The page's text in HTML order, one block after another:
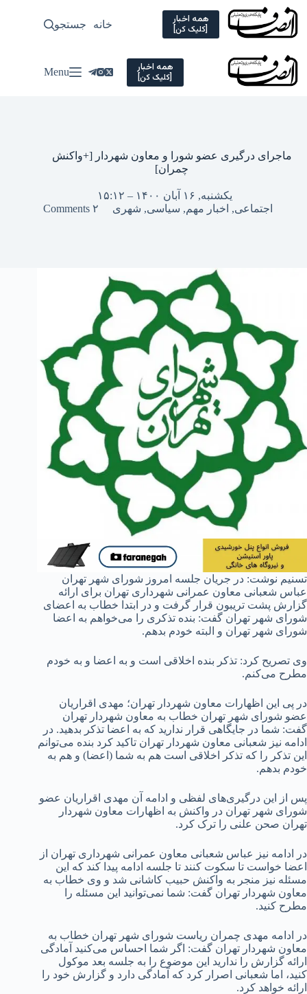
Skip
content
همه اخبار
[کلیک کن] خانه سیاسی
جستجو
همه اخبار
[کلیک کن] Menu
ماجرای درگیری عضو شورا و معاون شهردار [+واکنش
چمران]
یکشنبه, ۱۶ آبان ۱۴۰۰ – ۱۵:۱۲
اجتماعی, اخبار مهم, سیاسی, شهری ۲ Comments
تسنیم نوشت: در جریان جلسه امروز شورای شهر تهران
عباس شعبانی معاون عمرانی شهرداری تهران برای ارائه
گزارش پشت تریبون قرار گرفت و در ابتدا خطاب به اعضای
شورای شهر تهران گفت: بنده تذکری را می‌خواهم به اعضا
شورای شهر تهران و البته خودم بدهم.
وی تصریح کرد: تذکر بنده اخلاقی است و به اعضا و به خودم
مطرح می‌کنم.
در پی این اظهارات معاون شهردار تهران؛ مهدی اقراریان
عضو شورای شهر تهران خطاب به معاون شهردار تهران
گفت: شما در جایگاهی قرار ندارید که به اعضا تذکر بدهید. در
ادامه نیز شعبانی معاون شهردار تهران تاکید کرد بنده می‌توانم
این تذکر را که تذکر اخلاقی است هم به شما (اعضا) و هم به
خودم بدهم.
پس از این درگیری‌های لفظی و ادامه آن مهدی اقراریان عضو
شورای شهر تهران در واکنش به اظهارات معاون شهردار
تهران صحن علنی را ترک کرد.
در ادامه نیز عباس شعبانی معاون عمرانی شهرداری تهران از
اعضا خواست تا سکوت کنند تا جلسه ادامه پیدا کند که این
مسئله نیز منجر به واکنش حبیب کاشانی شد و وی خطاب به
معاون شهردار تهران گفت: شما نمی‌توانید این مسئله را
مطرح کنید.
در ادامه مهدی چمران ریاست شورای شهر تهران خطاب به
معاون شهردار تهران گفت: اگر شما احساس می‌کنید آمادگی
ارائه گزارش را ندارید این موضوع را به جلسه بعد موکول
کنید، اما شعبانی اصرار کرد که آمادگی دارد و گزارش خود را
ارائه خواهد کرد.